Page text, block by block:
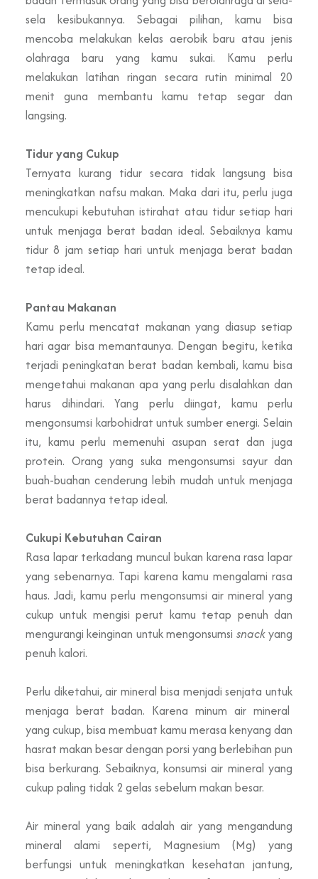
sela kesibukannya. Sebagai pilihan, kamu bisa
mencoba melakukan kelas aerobik baru atau jenis
olahraga baru yang kamu sukai. Kamu perlu
melakukan latihan ringan secara rutin minimal 20
menit guna membantu kamu tetap segar dan
langsing.
Tidur yang Cukup
Ternyata kurang tidur secara tidak langsung bisa
meningkatkan nafsu makan. Maka dari itu, perlu juga
mencukupi kebutuhan istirahat atau tidur setiap hari
untuk menjaga berat badan ideal. Sebaiknya kamu
tidur 8 jam setiap hari untuk menjaga berat badan
tetap ideal.
Pantau Makanan
Kamu perlu mencatat makanan yang diasup setiap
hari agar bisa memantaunya. Dengan begitu, ketika
terjadi peningkatan berat badan kembali, kamu bisa
mengetahui makanan apa yang perlu disalahkan dan
harus dihindari. Yang perlu diingat, kamu perlu
mengonsumsi karbohidrat untuk sumber energi. Selain
itu, kamu perlu memenuhi asupan serat dan juga
protein. Orang yang suka mengonsumsi sayur dan
buah-buahan cenderung lebih mudah untuk menjaga
berat badannya tetap ideal.
Cukupi Kebutuhan Cairan
Rasa lapar terkadang muncul bukan karena rasa lapar
yang sebenarnya. Tapi karena kamu mengalami rasa
haus. Jadi, kamu perlu mengonsumsi air mineral yang
cukup untuk mengisi perut kamu tetap penuh dan
mengurangi keinginan untuk mengonsumsi snackyang
penuh kalori.
Perlu diketahui, air mineral bisa menjadi senjata untuk
menjaga berat badan. Karena minum air mineral
yang cukup, bisa membuat kamu merasa kenyang dan
hasrat makan besar dengan porsi yang berlebihan pun
bisa berkurang. Sebaiknya, konsumsi air mineral yang
cukup paling tidak 2 gelas sebelum makan besar.
Air mineral yang baik adalah air yang mengandung
mineral alami seperti, Magnesium
(Mg) yang
berfungsi untuk meningkatkan kesehatan jantung,